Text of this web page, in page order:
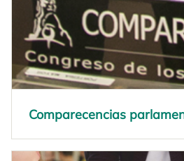
Comparecencias